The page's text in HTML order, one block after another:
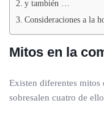
y también …
Consideraciones a la
Mitos en la
Existen diferentes mitos
sobresalen cuatro de